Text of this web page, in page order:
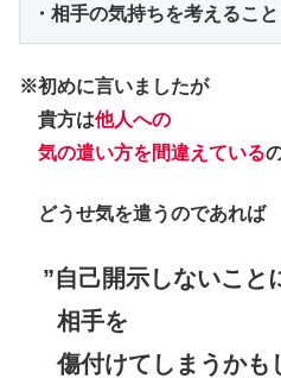
・相手の気持ちを考えること
※初めに言いましたが
貴方は他人への
気の遣い方を間違えている
どうせ気を遣うのであれば
”自己開示しないこと
相手を
傷付けてしまうかも